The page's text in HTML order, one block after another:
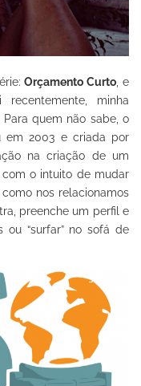
Orçamento Curto, e
minha
Para quem não sabe, o
em 2003 e criada por
na criação de um
com o intuito de mudar
nos relacionamos
preenche um perfil e
ou “surfar” no sofá de